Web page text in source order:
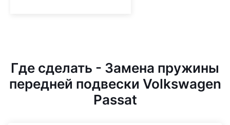
Где сделать - Замена пружины
передней подвески Volkswagen
Passat